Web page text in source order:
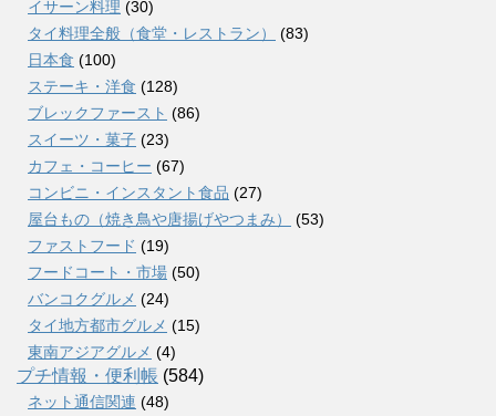
イサーン料理 (30)
タイ料理全般（食堂・レストラン）
(83)
日本食 (100)
ステーキ・洋食 (128)
ブレックファースト (86)
スイーツ・菓子 (23)
カフェ・コーヒー (67)
コンビニ・インスタント食品 (27)
屋台もの（焼き鳥や唐揚げやつまみ）
(53)
ファストフード (19)
フードコート・市場 (50)
バンコクグルメ (24)
タイ地方都市グルメ (15)
東南アジアグルメ (4)
プチ情報・便利帳 (584)
ネット通信関連 (48)